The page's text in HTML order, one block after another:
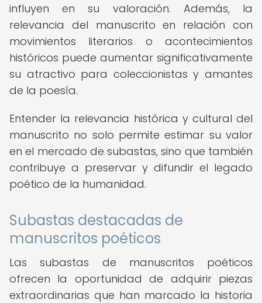
influyen en su valoración. Además, la
relevancia del manuscrito en relación con
movimientos literarios o acontecimientos
históricos puede aumentar significativamente
su atractivo para coleccionistas y amantes
de la poesía.
Entender la relevancia histórica y cultural del
manuscrito no solo permite estimar su valor
en el mercado de subastas, sino que también
contribuye a preservar y difundir el legado
poético de la humanidad.
Subastas destacadas de
manuscritos poéticos
Las subastas de manuscritos poéticos
ofrecen la oportunidad de adquirir piezas
extraordinarias que han marcado la historia